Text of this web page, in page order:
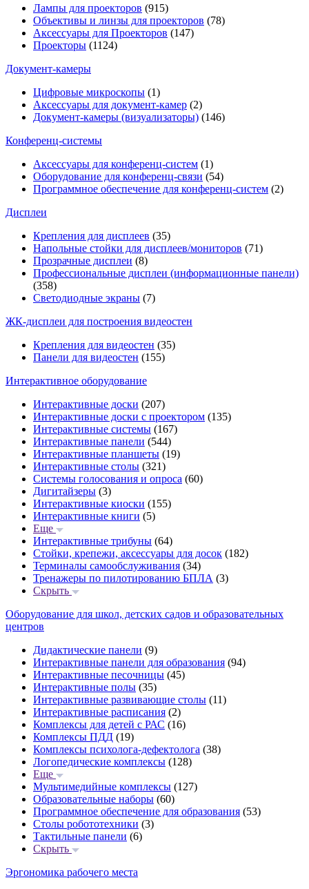
Лампы для проекторов (915)
Объективы и линзы для проекторов (78)
Аксессуары для Проекторов (147)
Проекторы (1124)
Документ-камеры
Цифровые микроскопы (1)
Аксессуары для документ-камер (2)
Документ-камеры (визуализаторы) (146)
Конференц-системы
Аксессуары для конференц-систем (1)
Оборудование для конференц-связи (54)
Программное обеспечение для конференц-систем (2)
Дисплеи
Крепления для дисплеев (35)
Напольные стойки для дисплеев/мониторов (71)
Прозрачные дисплеи (8)
Профессиональные дисплеи (информационные панели)
(358)
Светодиодные экраны (7)
ЖК-дисплеи для построения видеостен
Крепления для видеостен (35)
Панели для видеостен (155)
Интерактивное оборудование
Интерактивные доски (207)
Интерактивные доски с проектором (135)
Интерактивные системы (167)
Интерактивные панели (544)
Интерактивные планшеты (19)
Интерактивные столы (321)
Системы голосования и опроса (60)
Дигитайзеры (3)
Интерактивные киоски (155)
Интерактивные книги (5)
Еще
Интерактивные трибуны (64)
Стойки, крепежи, аксессуары для досок (182)
Терминалы самообслуживания (34)
Тренажеры по пилотированию БПЛА (3)
Скрыть
Оборудование для школ, детских садов и образовательных
центров
Дидактические панели (9)
Интерактивные панели для образования (94)
Интерактивные песочницы (45)
Интерактивные полы (35)
Интерактивные развивающие столы (11)
Интерактивные расписания (2)
Комплексы для детей с РАС (16)
Комплексы ПДД (19)
Комплексы психолога-дефектолога (38)
Логопедические комплексы (128)
Еще
Мультимедийные комплексы (127)
Образовательные наборы (60)
Программное обеспечение для образования (53)
Столы робототехники (3)
Тактильные панели (6)
Скрыть
Эргономика рабочего места